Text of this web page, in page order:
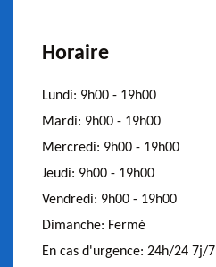
Horaire
Lundi: 9h00 - 19h00
Mardi: 9h00 - 19h00
Mercredi: 9h00 - 19h00
Jeudi: 9h00 - 19h00
Vendredi: 9h00 - 19h00
Dimanche: Fermé
En cas d'urgence: 24h/24 7j/7